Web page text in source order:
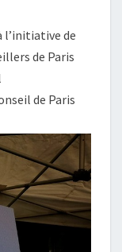
de
de Paris
de Paris